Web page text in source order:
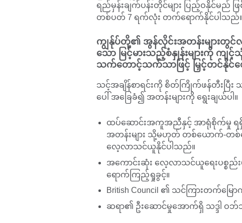
ရည်မှန်းချက်ပန်းတိုင်များ ပြည့်ဝနိုင်မည်
တစ်ပတ် 7 ရက်လုံး တက်ရောက်နိုင်ပါသည်။
ကျွန်ုပ်တို့၏ အွန်လိုင်းအတန်းများတွင်
သော မြင့်မားသည့်စံနှုန်းများကို ကျ
သက်တောင့်သက်သာဖြင့် မြှင့်တင်နိုင်စ
သင့်အချိန်စာရင်းကို စိတ်ကြိုက်ဖန်တီးပြီး သ
ပေါ် အခြေခံ၍ အတန်းများကို ရွေးချယ်ပါ။
ထပ်ဆောင်းအကူအညီနှင့် အာရုံစိုက်မှု
အတန်းများ သို့မဟုတ် တစ်ယောက်-တစ်ယ
လေ့လာသင်ယူနိုင်ပါသည်။
အကောင်းဆုံး လေ့လာသင်ယူရေးပစ္စည်း
ရောက်ကြည့်ရှုခွင့်။
British Council ၏ သင်ကြားတက်
ဆရာ၏ ဦးဆောင်မှုအောက်ရှိ သဒ္ဒါ ဝဘ်